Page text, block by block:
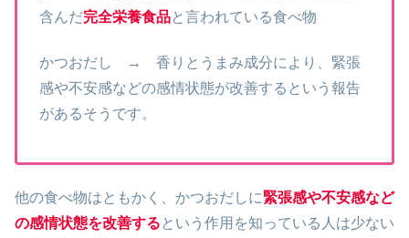
含んだ完全栄養食品と言われている食べ物
かつおだし → 香りとうまみ成分により、緊張
感や不安感などの感情状態が改善するという報告
があるそうです。
他の食べ物はともかく、かつおだしに緊張感や不安感など
の感情状態を改善する という作用を知っている人は少ない